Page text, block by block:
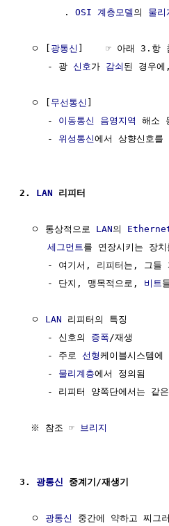
        .
OSI 계층모델 의 물리
  ㅇ [
광통신 ]    ☞ 아래 3.항
     - 광
신호가 감쇠 된 경우
  ㅇ [
무선통신 ]
     -
이동통신 음영지역 해소
     -
위성통신에서 상향신호를
2. LAN 리피터
  ㅇ 통상적으로
LAN의
세그먼트 를 연장시키는 장
- 여기서, 리피터는, 그들
     - 단지, 맹목적으로,
비트
  ㅇ
LAN 리피터의 특징
     - 신호의
증폭 /재생
     - 주로
선형케이블시스템
     -
물리계층에서 정의됨
     - 리피터 양쪽단에서는 같은
  ※ 참조 ☞
브리지
3. 광통신 중계기/재생기
  ㅇ
광통신 중간에 약하고 찌그